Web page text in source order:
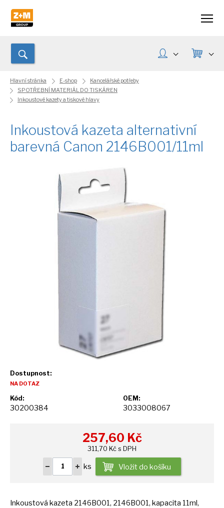
Hlavní stránka E-shop
Kancelářské potřeby
SPOTŘEBNÍ MATERIÁL DO TISKÁREN
Inkoustové kazety a tiskové hlavy
Inkoustová kazeta alternativní
barevná Canon 2146B001/11ml
Dostupnost:
NA DOTAZ
Kód:
30200384
OEM:
3033008067
257,60 Kč
311,70 Kč s DPH
ks Vložit do košíku
Inkoustová kazeta 2146B001, 2146B001, kapacita 11ml,